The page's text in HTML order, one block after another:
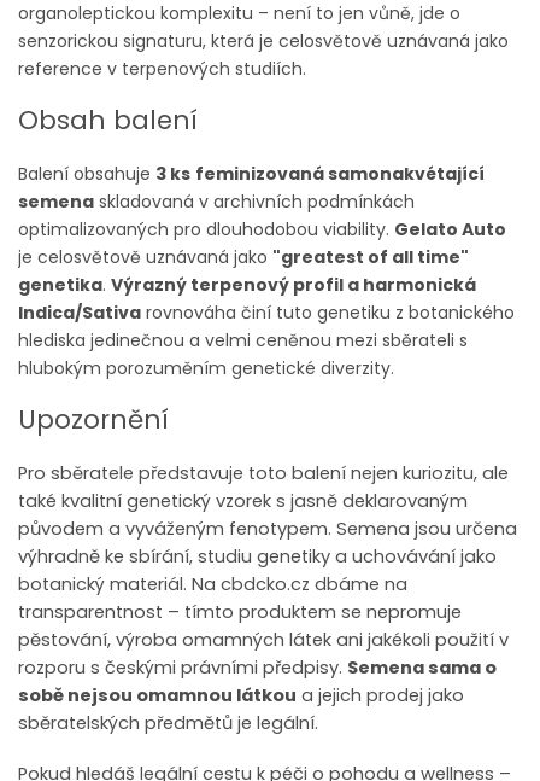
organoleptickou komplexitu – není to jen vůně, jde o
senzorickou signaturu, která je celosvětově uznávaná jako
reference v terpenových studiích.
Obsah balení
Balení obsahuje 3 ks feminizovaná samonakvétající
semena skladovaná v archivních podmínkách
optimalizovaných pro dlouhodobou viability. Gelato Auto
je celosvětově uznávaná jako "greatest of all time"
genetika. Výrazný terpenový profil a harmonická
Indica/Sativa rovnováha činí tuto genetiku z botanického
hlediska jedinečnou a velmi ceněnou mezi sběrateli s
hlubokým porozuměním genetické diverzity.
Upozornění
Pro sběratele představuje toto balení nejen kuriozitu, ale
také kvalitní genetický vzorek s jasně deklarovaným
původem a vyváženým fenotypem. Semena jsou určena
výhradně ke sbírání, studiu genetiky a uchovávání jako
botanický materiál. Na cbdcko.cz dbáme na
transparentnost – tímto produktem se nepromuje
pěstování, výroba omamných látek ani jakékoli použití v
rozporu s českými právními předpisy. Semena sama o
sobě nejsou omamnou látkou a jejich prodej jako
sběratelských předmětů je legální.
Pokud hledáš legální cestu k péči o pohodu a wellness –